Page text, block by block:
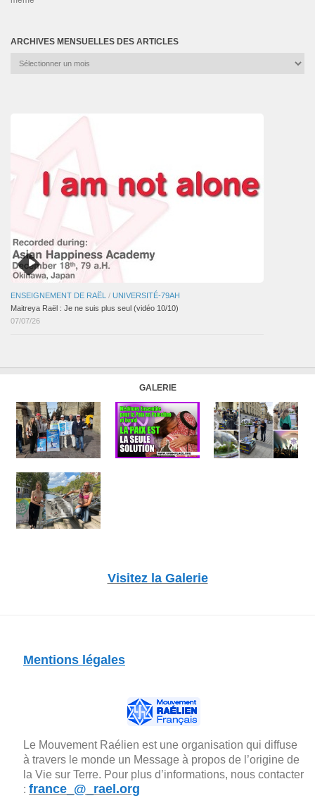
ARCHIVES MENSUELLES DES ARTICLES
Archives
ENSEIGNEMENT DE RAËL / UNIVERSITÉ-79AH
Maitreya Raël : Je ne suis plus seul (vidéo 10/10)
07/07/26
GALERIE
Visitez la Galerie
Mentions légales
Le Mouvement Raélien est une organisation qui diffuse
à travers le monde un Message à propos de l’origine de
la Vie sur Terre. Pour plus d’informations, nous contacter
: france_@_rael.org